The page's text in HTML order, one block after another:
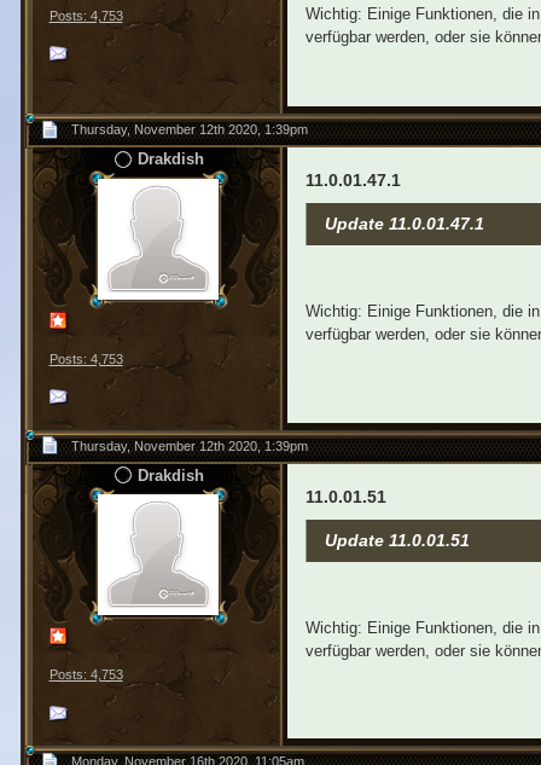
Posts: 4,753
Wichtig: Einige Funktionen, die
verfügbar werden, oder sie
Thursday, November 12th 2020, 1:39pm
Drakdish
Posts: 4,753
11.0.01.47.1
Update 11.0.01.47.1
Wichtig: Einige Funktionen, die
verfügbar werden, oder sie
Thursday, November 12th 2020, 1:39pm
Drakdish
Posts: 4,753
11.0.01.51
Update 11.0.01.51
Wichtig: Einige Funktionen, die
verfügbar werden, oder sie
Monday, November 16th 2020, 11:05am